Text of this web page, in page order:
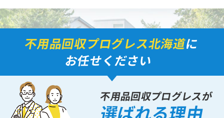
不用品回収プログレス北海道に
お任せください
不用品回収プログレスが